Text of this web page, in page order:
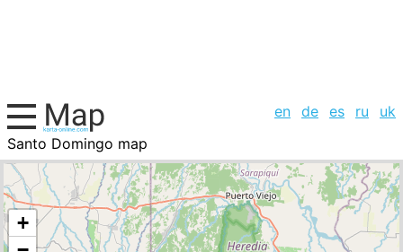
en de es ru
uk
Santo Domingo map
Costa Rica, cities list
+